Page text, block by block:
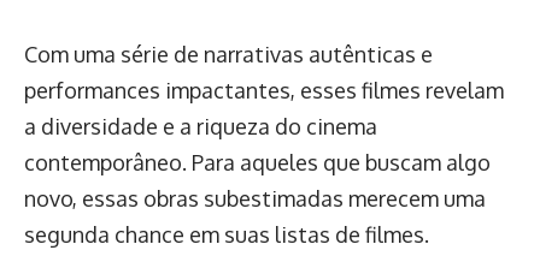
Com uma série de narrativas autênticas e
performances impactantes, esses filmes revelam
a diversidade e a riqueza do cinema
contemporâneo. Para aqueles que buscam algo
novo, essas obras subestimadas merecem uma
segunda chance em suas listas de filmes.